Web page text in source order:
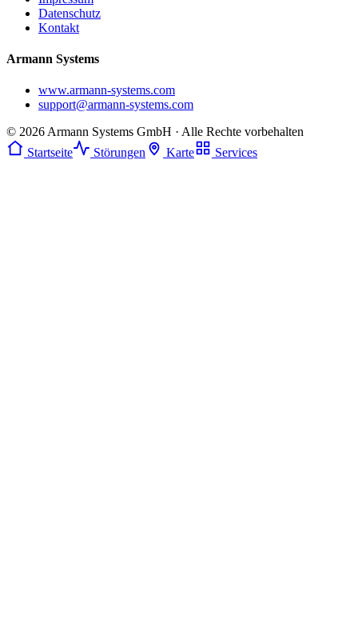
Datenschutz
Kontakt
Armann Systems
www.armann-systems.com
support@armann-systems.com
© 2026 Armann Systems GmbH · Alle Rechte vorbehalten
Startseite
Störungen Karte Services